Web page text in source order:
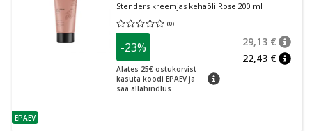
nõuanne
EPAEV
Stenders kreemjas kehaõli Rose 200 ml
(0)
Keskmine hinnang 0.00
-23%
Alates 25€ ostukorvist
kasuta koodi EPAEV ja
saa allahindlus.
nõuanne
29,13 €
22,43 €